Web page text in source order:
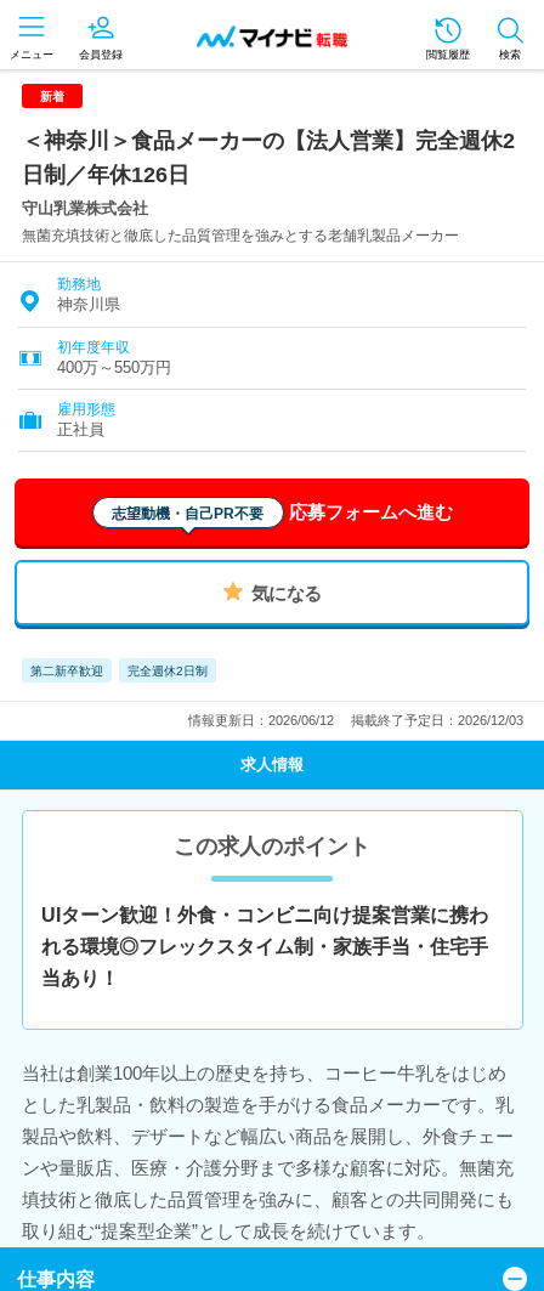
メニュー 会員登録 閲覧履歴 検索
新着
＜神奈川＞食品メーカーの【法人営業】完全週休2
日制／年休126日
守山乳業株式会社
無菌充填技術と徹底した品質管理を強みとする老舗乳製品メーカー
勤務地
神奈川県
初年度年収
400万～550万円
雇用形態
正社員
志望動機・自己PR不要 応募フォームへ進む
気になる
第二新卒歓迎 完全週休2日制
情報更新日：2026/06/12 掲載終了予定日：2026/12/03
求人情報
この求人のポイント
UIターン歓迎！外食・コンビニ向け提案営業に携わ
れる環境◎フレックスタイム制・家族手当・住宅手
当あり！
当社は創業100年以上の歴史を持ち、コーヒー牛乳をはじめ
とした乳製品・飲料の製造を手がける食品メーカーです。乳
製品や飲料、デザートなど幅広い商品を展開し、外食チェー
ンや量販店、医療・介護分野まで多様な顧客に対応。無菌充
填技術と徹底した品質管理を強みに、顧客との共同開発にも
取り組む“提案型企業”として成長を続けています。
仕事内容